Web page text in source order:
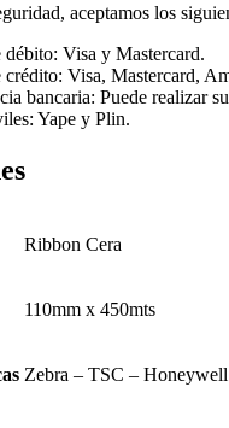
aceptamos los
débito: Visa y Mastercard.
crédito: Visa, Mastercard,
bancaria: Puede realizar
Yape y Plin.
Ribbon Cera
110mm x 450mts
Zebra – TSC – Honeywell